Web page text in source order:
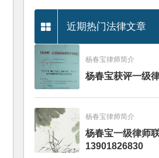
近期热门法律文章
杨春宝律师简介
杨春宝获评一级
杨春宝律师简介
杨春宝一级律师
13901826830